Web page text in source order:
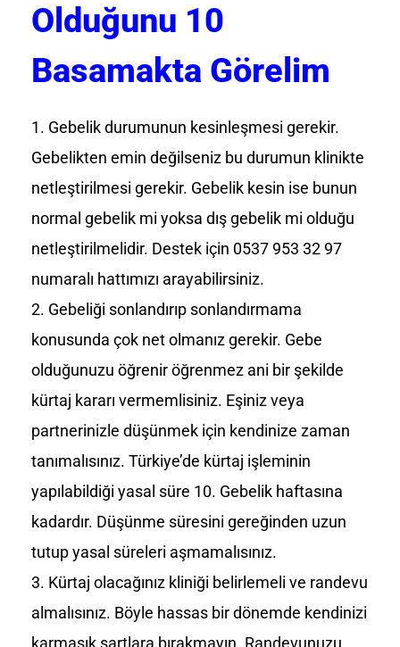
Olduğunu 10
Basamakta Görelim
Gebelik durumunun kesinleşmesi gerekir.
Gebelikten emin değilseniz bu durumun klinikte
netleştirilmesi gerekir. Gebelik kesin ise bunun
normal gebelik mi yoksa dış gebelik mi olduğu
netleştirilmelidir. Destek için 0537 953 32 97
numaralı hattımızı arayabilirsiniz.
Gebeliği sonlandırıp sonlandırmama
konusunda çok net olmanız gerekir. Gebe
olduğunuzu öğrenir öğrenmez ani bir şekilde
kürtaj kararı vermemlisiniz. Eşiniz veya
partnerinizle düşünmek için kendinize zaman
tanımalısınız. Türkiye’de kürtaj işleminin
yapılabildiği yasal süre 10. Gebelik haftasına
kadardır. Düşünme süresini gereğinden uzun
tutup yasal süreleri aşmamalısınız.
Kürtaj olacağınız kliniği belirlemeli ve randevu
almalısınız. Böyle hassas bir dönemde kendinizi
karmaşık şartlara bırakmayın. Randevunuzu